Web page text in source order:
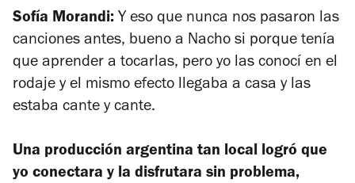
Sofía Morandi: Y eso que nunca nos pasaron las
canciones antes, bueno a Nacho si porque tenía
que aprender a tocarlas, pero yo las conocí en el
rodaje y el mismo efecto llegaba a casa y las
estaba cante y cante.
Una producción argentina tan local logró que
yo conectara y la disfrutara sin problema,